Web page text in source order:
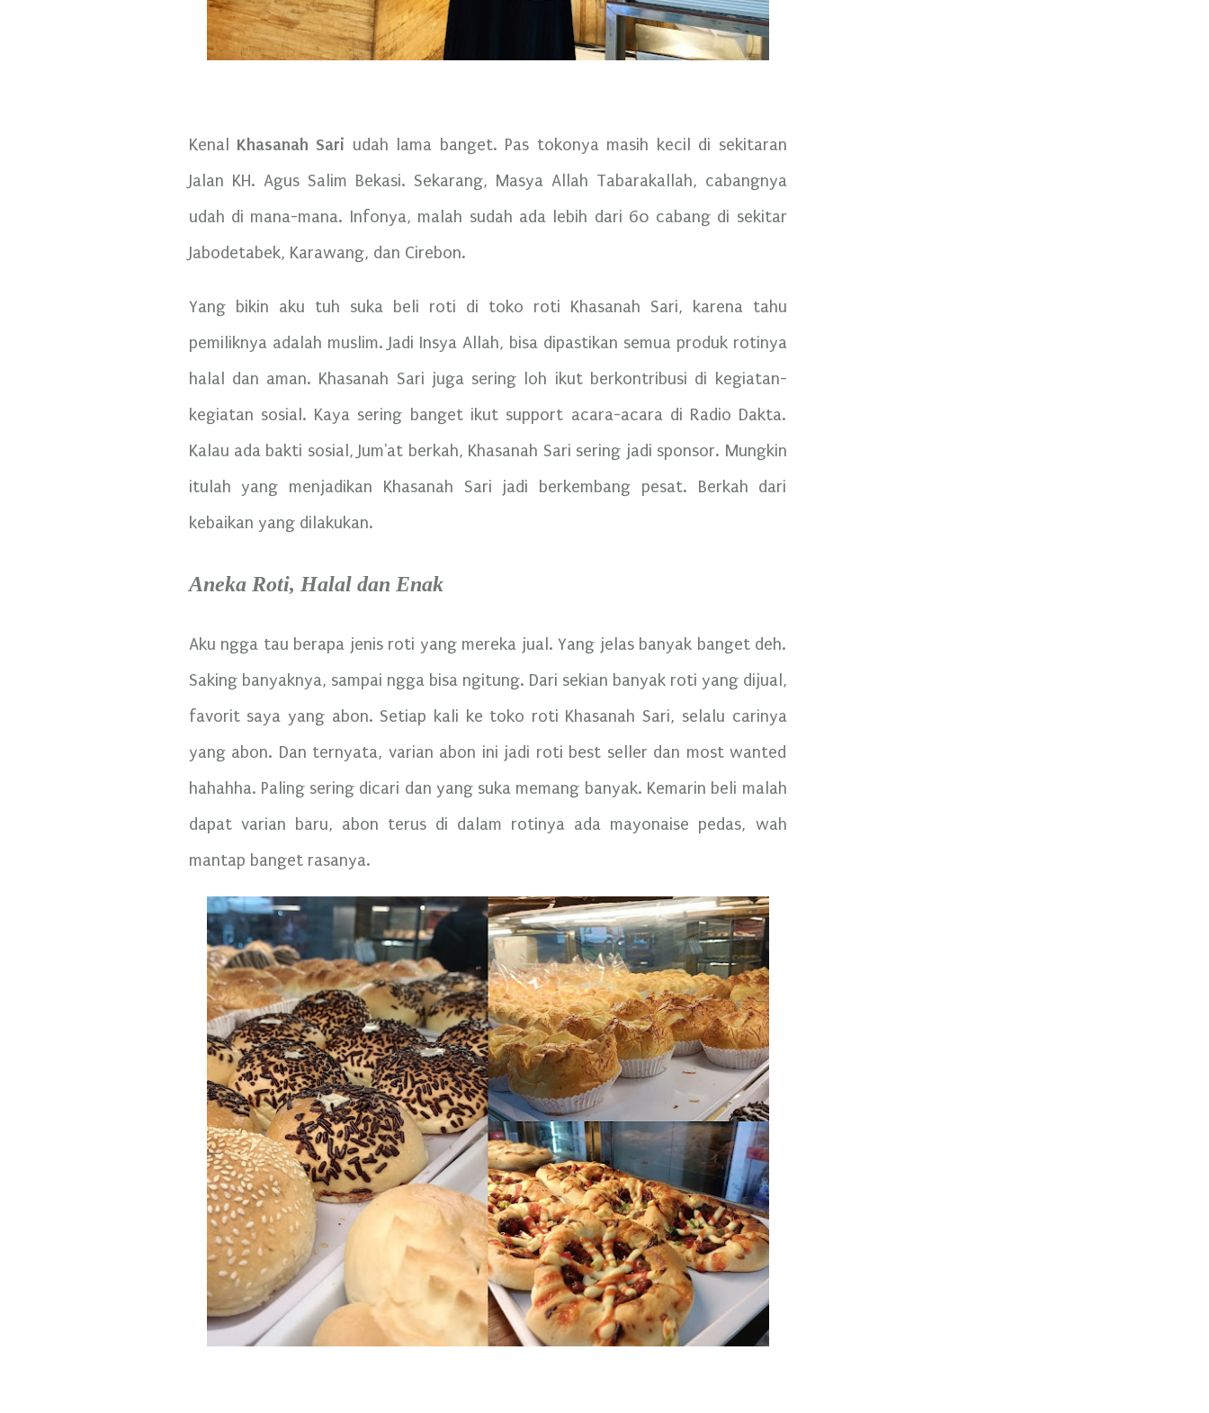
Kenal Khasanah Sari udah lama banget. Pas tokonya masih kecil di sekitaran
Jalan KH. Agus Salim Bekasi. Sekarang, Masya Allah Tabarakallah, cabangnya
udah di mana-mana. Infonya, malah sudah ada lebih dari 60 cabang di sekitar
Jabodetabek, Karawang, dan Cirebon.
Yang bikin aku tuh suka beli roti di toko roti Khasanah Sari, karena tahu
pemiliknya adalah muslim. Jadi Insya Allah, bisa dipastikan semua produk rotinya
halal dan aman. Khasanah Sari juga sering loh ikut berkontribusi di kegiatan-
kegiatan sosial. Kaya sering banget ikut support acara-acara di Radio Dakta.
Kalau ada bakti sosial, Jum'at berkah, Khasanah Sari sering jadi sponsor. Mungkin
itulah yang menjadikan Khasanah Sari jadi berkembang pesat. Berkah dari
kebaikan yang dilakukan.
Aneka Roti, Halal dan Enak
Aku ngga tau berapa jenis roti yang mereka jual. Yang jelas banyak banget deh.
Saking banyaknya, sampai ngga bisa ngitung. Dari sekian banyak roti yang dijual,
favorit saya yang abon. Setiap kali ke toko roti Khasanah Sari, selalu carinya
yang abon. Dan ternyata, varian abon ini jadi roti best seller dan most wanted
hahahha. Paling sering dicari dan yang suka memang banyak. Kemarin beli malah
dapat varian baru, abon terus di dalam rotinya ada mayonaise pedas, wah
mantap banget rasanya.